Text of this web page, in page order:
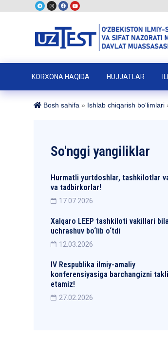
KORXONA HAQIDA HUJJATLAR
Bosh sahifa » Ishlab chiqarish boʻlimlari
So'nggi yangiliklar
Hurmatli yurtdoshlar, tashkilotlar
va tadbirkorlar!
17.07.2026
Xalqaro LEEP tashkiloti vakillari
uchrashuv bo‘lib o‘tdi
12.03.2026
IV Respublika ilmiy-amaliy
konferensiyasiga barchangizni
etamiz!
27.02.2026